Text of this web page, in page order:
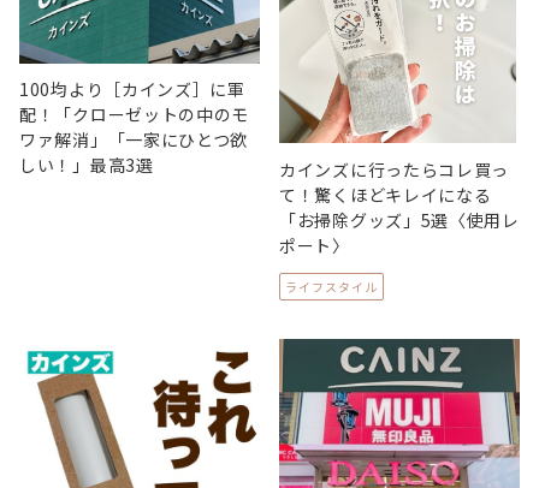
100均より［カインズ］に軍
配！「クローゼットの中のモ
ワァ解消」「一家にひとつ欲
しい！」最高3選
カインズに行ったらコレ買っ
て！驚くほどキレイになる
「お掃除グッズ」5選〈使用レ
ポート〉
ライフスタイル